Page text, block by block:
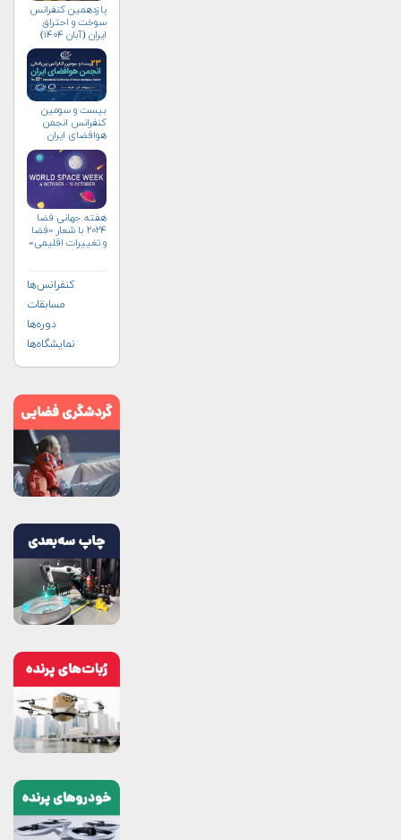
یازدهمین کنفرانس
سوخت و احتراق
ایران (آبان‌ ۱۴۰۴)
بیست و سومین
کنفرانس انجمن
هوافضای ايران
هفته جهانی فضا
۲۰۲۴ با شعار «فضا
و تغییرات اقلیمی»
کنفرانس‌ها
مسابقات
دوره‌ها
نمایشگاه‌ها